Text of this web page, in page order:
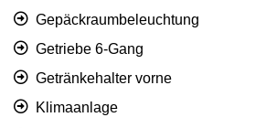
Gepäckraumbeleuchtung
Getriebe 6-Gang
Getränkehalter vorne
Klimaanlage